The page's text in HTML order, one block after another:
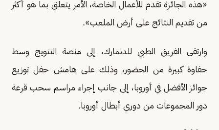
«هذه الجائزة تقدم للأعمال الخاصة، الأمر يتعلق بما هو أكثر
من تقديم النتائج على أرض الملعب».
وارتقى الفريق الطبي للدنمارك، إلى منصة التتويج وسط
حفاوة كبيرة من الحضور، وذلك على هامش حفل توزيع
جوائز الأفضل في أوروبا، إلى جانب إجراء مراسم سحب قرعة
دور المجموعات من دوري أبطال أوروبا.